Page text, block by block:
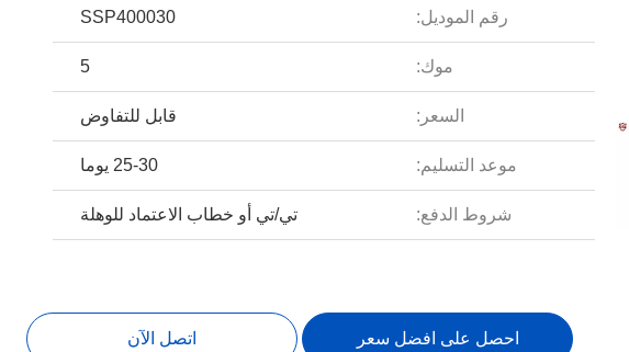
رقم الموديل: SSP400030
موك: 5
السعر: قابل للتفاوض
موعد التسليم: 25-30 يوما
شروط الدفع: تي/تي أو خطاب الاعتماد للوهلة
احصل على افضل سعر اتصل الآن